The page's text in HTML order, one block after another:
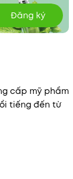
Đăng ký
cấp mỹ phẩm
tiếng đến từ